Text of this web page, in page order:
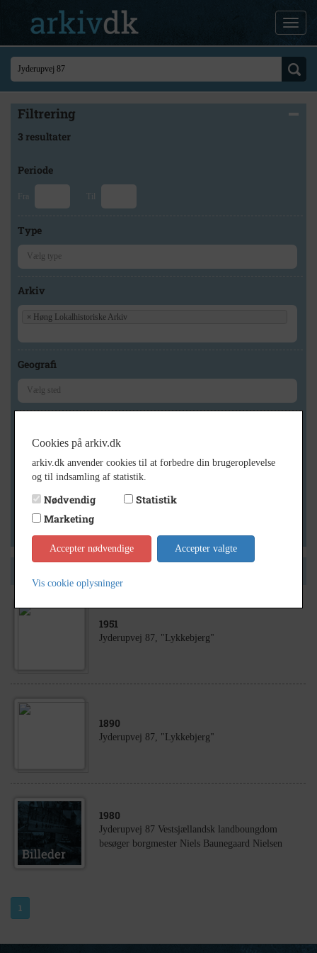
Filtrering
3 resultater
Periode
Fra Til
Type
Arkiv
× Høng Lokalhistoriske Arkiv
Geografi
Vis kun med billeder
Vis kun med filmklip
Vis kun med kilder
1951
Jyderupvej 87, "Lykkebjerg"
1890
Jyderupvej 87, "Lykkebjerg"
1980
Jyderupvej 87 Vestsjællandsk landboungdom
besøger borgmester Niels Baunegaard Nielsen
1
Cookies på arkiv.dk
arkiv.dk anvender cookies til at forbedre din brugeroplevelse
og til indsamling af statistik.
Nødvendig
Statistik
Marketing
Accepter nødvendige Accepter valgte
Vis cookie oplysninger